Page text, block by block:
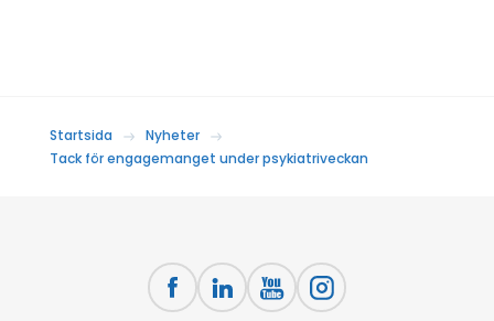
Startsida
Nyheter
Tack för engagemanget under psykiatriveckan